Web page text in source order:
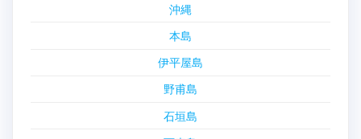
沖縄
本島
伊平屋島
野甫島
石垣島